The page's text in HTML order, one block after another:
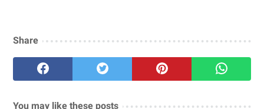
Share
You may like these posts